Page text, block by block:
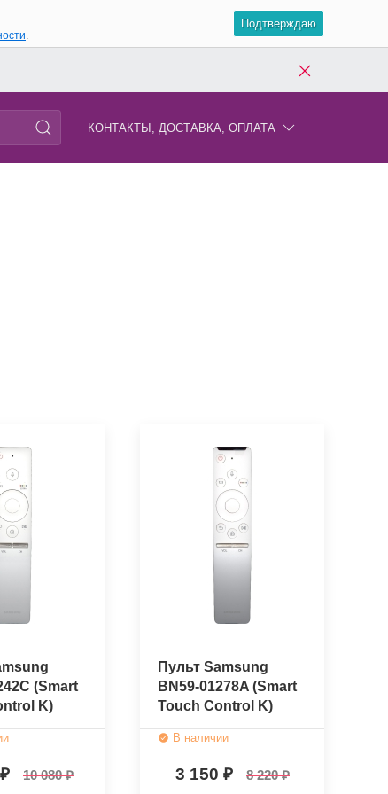
.
Подтверждаю
КОНТАКТЫ, ДОСТАВКА, ОПЛАТА
(Smart
K)
10 080
Пульт Samsung
BN59-01278A (Smart
Touch Control K)
(оригинальный)
В наличии
3 150 8 220